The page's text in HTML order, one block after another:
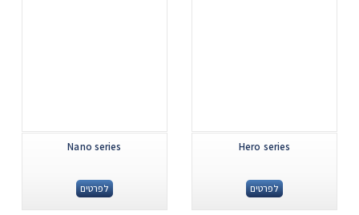
Hero series
לפרטים
Nano series
לפרטים